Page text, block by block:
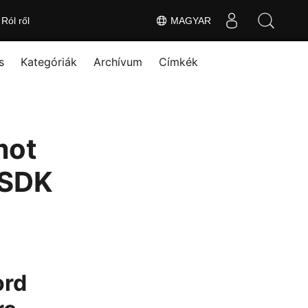
MAGYAR
Ról ről
Kategóriák Archívum Címkék